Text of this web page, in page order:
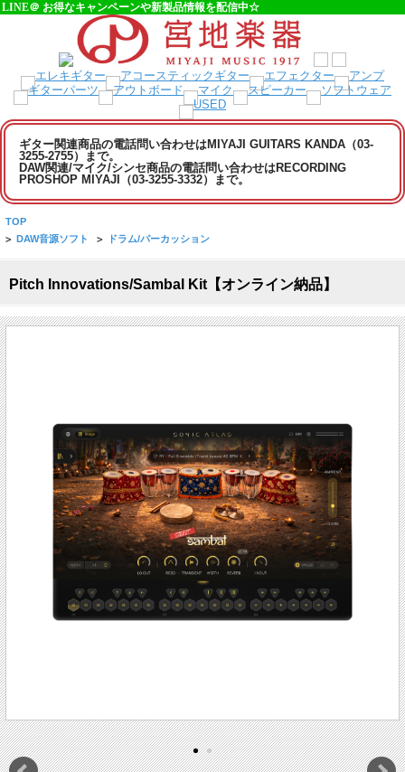
LINE＠ お得なキャンペーンや新製品情報を配信中☆
ギター関連商品の電話問い合わせはMIYAJI GUITARS KANDA（03-
3255-2755）まで。
DAW関連/マイク/シンセ商品の電話問い合わせはRECORDING
PROSHOP MIYAJI（03-3255-3332）まで。
TOP
> DAW音源ソフト > ドラム/パーカッション
Pitch Innovations/Sambal Kit【オンライン納品】